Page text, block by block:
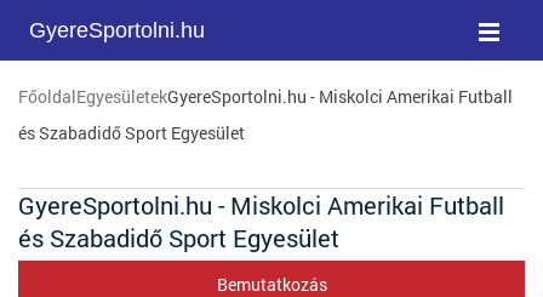
GyereSportolni.hu
FőoldalEgyesületekGyereSportolni.hu - Miskolci Amerikai Futball
és Szabadidő Sport Egyesület
GyereSportolni.hu - Miskolci Amerikai Futball
és Szabadidő Sport Egyesület
Bemutatkozás